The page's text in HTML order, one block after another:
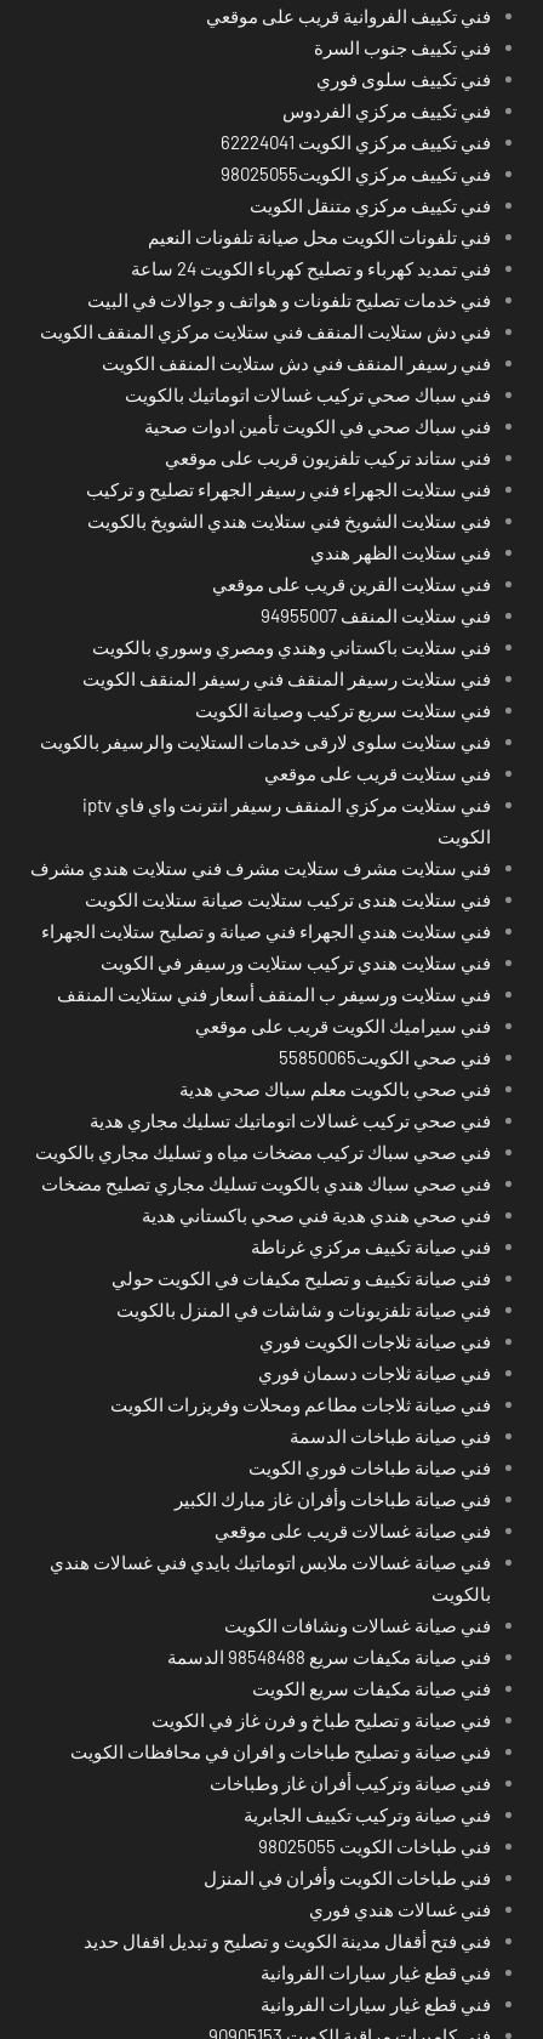
فني تكييف الفروانية قريب على موقعي
فني تكييف جنوب السرة
فني تكييف سلوى فوري
فني تكييف مركزي الفردوس
فني تكييف مركزي الكويت 62224041
فني تكييف مركزي الكويت98025055
فني تكييف مركزي متنقل الكويت
فني تلفونات الكويت محل صيانة تلفونات النعيم
فني تمديد كهرباء و تصليح كهرباء الكويت 24 ساعة
فني خدمات تصليح تلفونات و هواتف و جوالات في البيت
فني دش ستلايت المنقف فني ستلايت مركزي المنقف الكويت
فني رسيفر المنقف فني دش ستلايت المنقف الكويت
فني سباك صحي تركيب غسالات اتوماتيك بالكويت
فني سباك صحي في الكويت تأمين ادوات صحية
فني ستاند تركيب تلفزيون قريب على موقعي
فني ستلايت الجهراء فني رسيفر الجهراء تصليح و تركيب
فني ستلايت الشويخ فني ستلايت هندي الشويخ بالكويت
فني ستلايت الظهر هندي
فني ستلايت القرين قريب على موقعي
فني ستلايت المنقف 94955007
فني ستلايت باكستاني وهندي ومصري وسوري بالكويت
فني ستلايت رسيفر المنقف فني رسيفر المنقف الكويت
فني ستلايت سريع تركيب وصيانة الكويت
فني ستلايت سلوى لارقى خدمات الستلايت والرسيفر بالكويت
فني ستلايت قريب على موقعي
فني ستلايت مركزي المنقف رسيفر انترنت واي فاي iptv
الكويت
فني ستلايت مشرف ستلايت مشرف فني ستلايت هندي مشرف
فني ستلايت هندى تركيب ستلايت صيانة ستلايت الكويت
فني ستلايت هندي الجهراء فني صيانة و تصليح ستلايت الجهراء
فني ستلايت هندي تركيب ستلايت ورسيفر في الكويت
فني ستلايت ورسيفر ب المنقف أسعار فني ستلايت المنقف
فني سيراميك الكويت قريب على موقعي
فني صحي الكويت55850065
فني صحي بالكويت معلم سباك صحي هدية
فني صحي تركيب غسالات اتوماتيك تسليك مجاري هدية
فني صحي سباك تركيب مضخات مياه و تسليك مجاري بالكويت
فني صحي سباك هندي بالكويت تسليك مجاري تصليح مضخات
فني صحي هندي هدية فني صحي باكستاني هدية
فني صيانة تكييف مركزي غرناطة
فني صيانة تكييف و تصليح مكيفات في الكويت حولي
فني صيانة تلفزيونات و شاشات في المنزل بالكويت
فني صيانة ثلاجات الكويت فوري
فني صيانة ثلاجات دسمان فوري
فني صيانة ثلاجات مطاعم ومحلات وفريزرات الكويت
فني صيانة طباخات الدسمة
فني صيانة طباخات فوري الكويت
فني صيانة طباخات وأفران غاز مبارك الكبير
فني صيانة غسالات قريب على موقعي
فني صيانة غسالات ملابس اتوماتيك بايدي فني غسالات هندي
بالكويت
فني صيانة غسالات ونشافات الكويت
فني صيانة مكيفات سريع 98548488 الدسمة
فني صيانة مكيفات سريع الكويت
فني صيانة و تصليح طباخ و فرن غاز في الكويت
فني صيانة و تصليح طباخات و افران في محافظات الكويت
فني صيانة وتركيب أفران غاز وطباخات
فني صيانة وتركيب تكييف الجابرية
فني طباخات الكويت 98025055
فني طباخات الكويت وأفران في المنزل
فني غسالات هندي فوري
فني فتح أقفال مدينة الكويت و تصليح و تبديل اقفال حديد
فني قطع غيار سيارات الفروانية
فني قطع غيار سيارات الفروانية